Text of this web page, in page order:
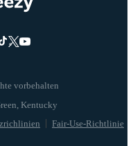
vorbehalten
Fair-Use-Richtlinie